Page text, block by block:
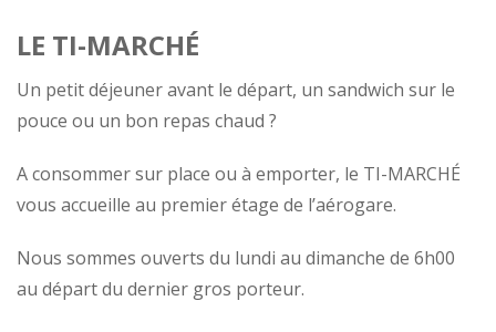
LE TI-MARCHÉ
Un petit déjeuner avant le départ, un sandwich sur le
pouce ou un bon repas chaud ?
A consommer sur place ou à emporter, le TI-MARCHÉ
vous accueille au premier étage de l’aérogare.
Nous sommes ouverts du lundi au dimanche de 6h00
au départ du dernier gros porteur.